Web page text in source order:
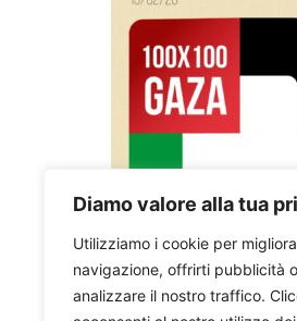
Diamo valore alla tua
Utilizziamo i cookie per
navigazione, offrirti pubblicità
analizzare il nostro traffico.